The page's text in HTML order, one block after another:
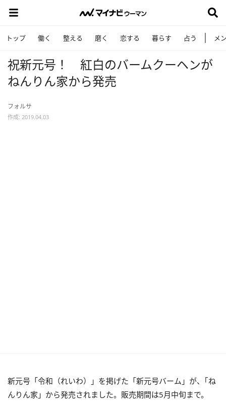
トップ 働く 整える 磨く 恋する 暮らす 占う メ
祝新元号！ 紅白のバームクーヘンが
ねんりん家から発売
フォルサ
作成: 2019.04.03
新元号「令和（れいわ）」を掲げた「新元号バーム」が、｢ね
んりん家」から発売されました。販売期間は5月中旬まで。